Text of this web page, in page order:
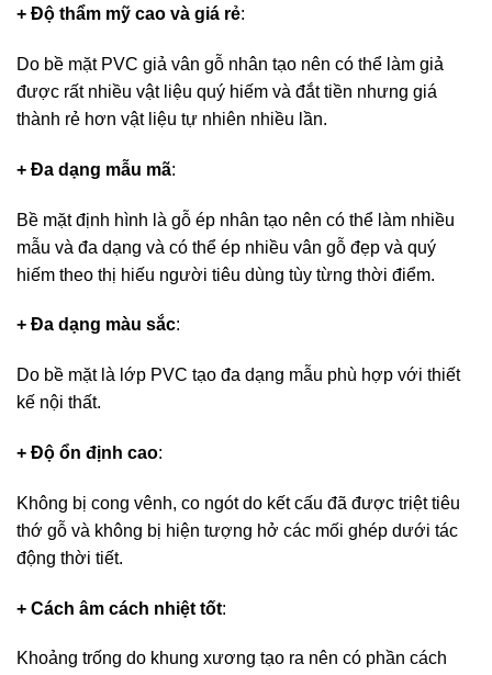
+ Độ thẩm mỹ cao và giá rẻ:
Do bề mặt PVC giả vân gỗ nhân tạo nên có thể làm giả
được rất nhiều vật liệu quý hiếm và đắt tiền nhưng giá
thành rẻ hơn vật liệu tự nhiên nhiều lần.
+ Đa dạng mẫu mã:
Bề mặt định hình là gỗ ép nhân tạo nên có thể làm nhiều
mẫu và đa dạng và có thể ép nhiều vân gỗ đẹp và quý
hiếm theo thị hiếu người tiêu dùng tùy từng thời điểm.
+ Đa dạng màu sắc:
Do bề mặt là lớp PVC tạo đa dạng mẫu phù hợp với thiết
kế nội thất.
+ Độ ổn định cao:
Không bị cong vênh, co ngót do kết cấu đã được triệt tiêu
thớ gỗ và không bị hiện tượng hở các mối ghép dưới tác
động thời tiết.
+ Cách âm cách nhiệt tốt:
Khoảng trống do khung xương tạo ra nên có phần cách